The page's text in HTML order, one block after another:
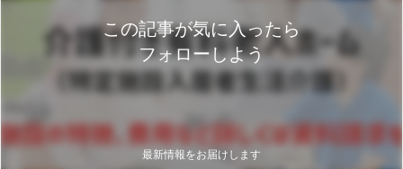
この記事が気に入ったら
フォローしよう
最新情報をお届けします